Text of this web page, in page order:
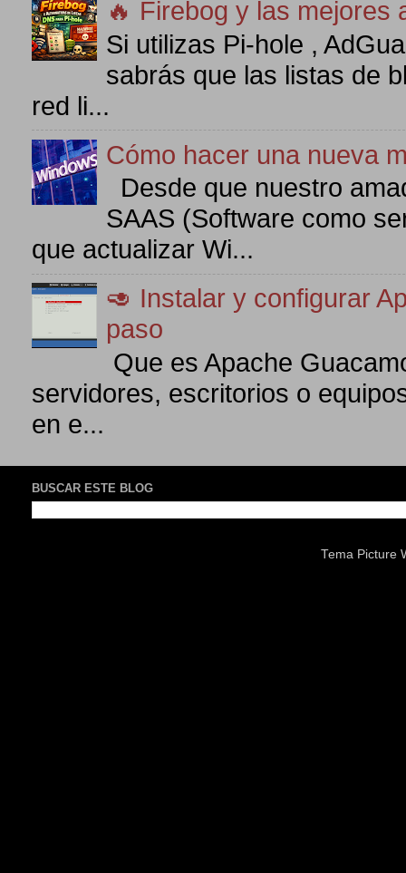
🔥 Firebog y las mejores
Si utilizas Pi-hole ,
sabrás que las listas de
red li...
Cómo hacer una nueva
Desde que nuestro
SAAS (Software como
que actualizar Wi...
🥑 Instalar y configurar
paso
Que es Apache
servidores, escritorios o
en e...
BUSCAR ESTE BLOG
Tema Picture